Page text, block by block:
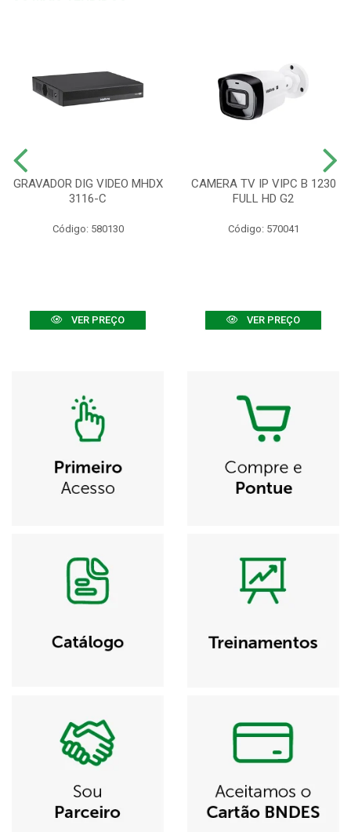
GRAVADOR DIG VIDEO MHDX
3116-C
Código: 580130
VER PREÇO
CAMERA TV IP VIPC B 1230
FULL HD G2
Código: 570041
VER PREÇO